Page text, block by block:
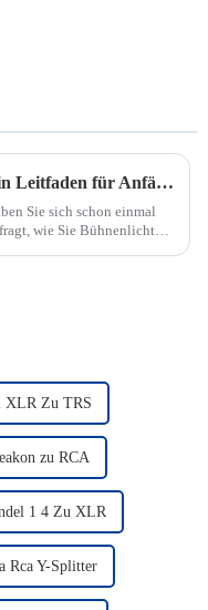
Ein Leitfaden für Anfänger zu DMX-Kabeln in Beleuchtungssystemen
Sie sich schon einmal
wie Sie Bühnenlicht
… entwickelt wurde.
XLR Zu TRS
zu RCA
1 4 Zu XLR
Rca Y-Splitter